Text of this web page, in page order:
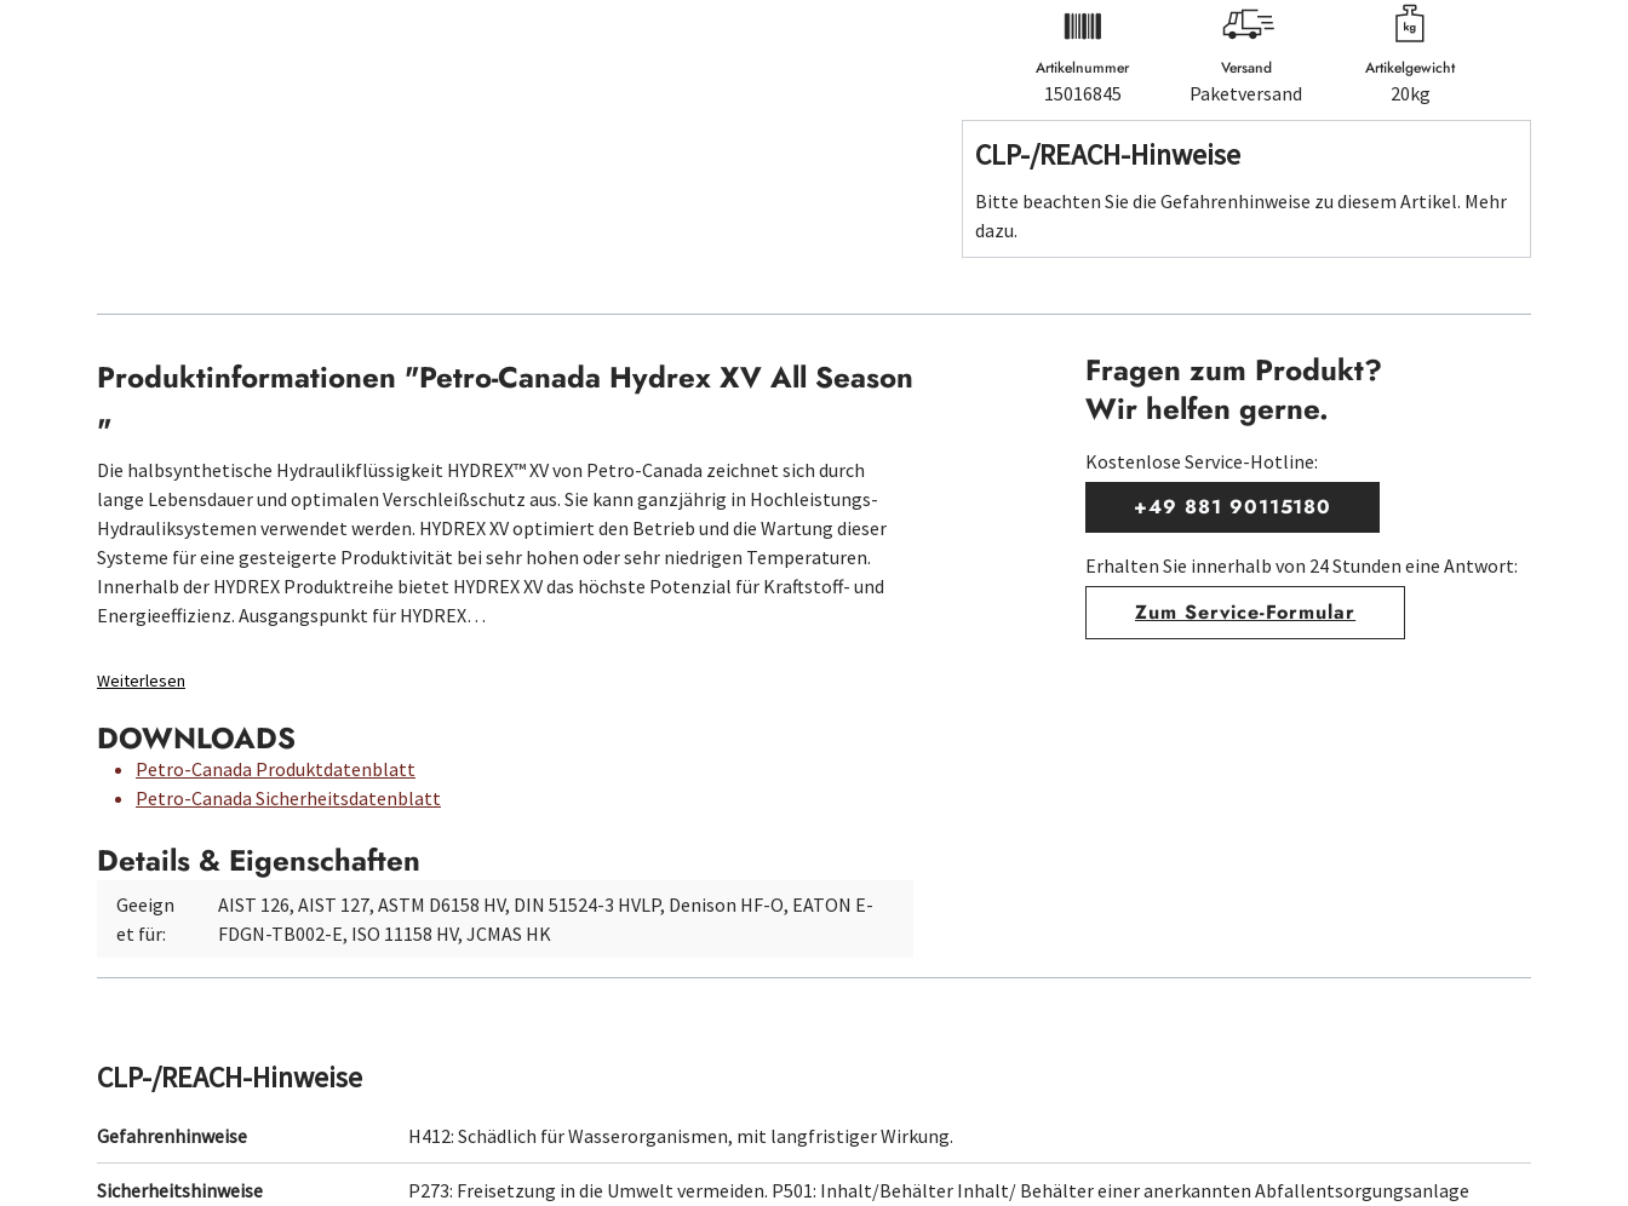
Artikelnummer
15016845
Versand
Paketversand
Artikelgewicht
20kg
CLP-/REACH-Hinweise
Bitte beachten Sie die Gefahrenhinweise zu diesem Artikel. Mehr
dazu.
Produktinformationen "Petro-Canada Hydrex XV All Season
"
Die halbsynthetische Hydraulikflüssigkeit HYDREX™ XV von Petro-Canada zeichnet sich durch
lange Lebensdauer und optimalen Verschleißschutz aus. Sie kann ganzjährig in Hochleistungs-
Hydrauliksystemen verwendet werden. HYDREX XV optimiert den Betrieb und die Wartung dieser
Systeme für eine gesteigerte Produktivität bei sehr hohen oder sehr niedrigen Temperaturen.
Innerhalb der HYDREX Produktreihe bietet HYDREX XV das höchste Potenzial für Kraftstoff- und
Energieeffizienz. Ausgangspunkt für HYDREX…
Weiterlesen
DOWNLOADS
Petro-Canada Produktdatenblatt
Petro-Canada Sicherheitsdatenblatt
Details & Eigenschaften
Geeign
et für:
AIST 126, AIST 127, ASTM D6158 HV, DIN 51524-3 HVLP, Denison HF-O, EATON E-
FDGN-TB002-E, ISO 11158 HV, JCMAS HK
Fragen zum Produkt?
Wir helfen gerne.
Kostenlose Service-Hotline:
+49 881 90115180
Erhalten Sie innerhalb von 24 Stunden eine Antwort:
Zum Service-Formular
CLP-/REACH-Hinweise
Gefahrenhinweise H412: Schädlich für Wasserorganismen, mit langfristiger Wirkung.
Sicherheitshinweise P273: Freisetzung in die Umwelt vermeiden. P501: Inhalt/Behälter Inhalt/ Behälter einer anerkannten Abfallentsorgungsanlage